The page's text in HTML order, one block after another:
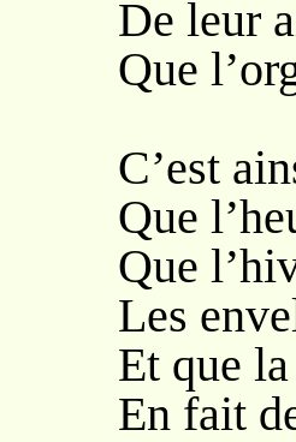
De leur
Que
C’est
Que
Que
Les
Et que
En fait